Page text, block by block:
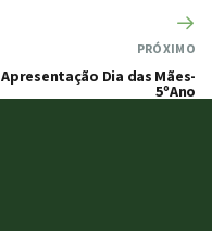
PRÓXIMO
Apresentação Dia das Mães-
5ºAno